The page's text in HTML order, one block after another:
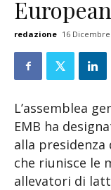
redazione 16 Dicembre
L’assemblea
EMB ha
alla presidenza
che riunisce le
allevatori di